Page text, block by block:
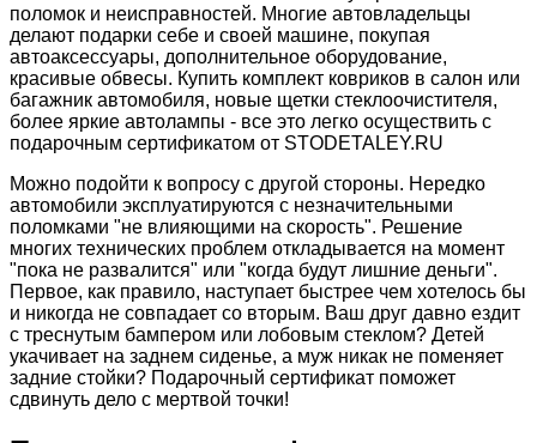
поломок и неисправностей. Многие автовладельцы
делают подарки себе и своей машине, покупая
автоаксессуары, дополнительное оборудование,
красивые обвесы. Купить комплект ковриков в салон или
багажник автомобиля, новые щетки стеклоочистителя,
более яркие автолампы - все это легко осуществить с
подарочным сертификатом от STODETALEY.RU
Можно подойти к вопросу с другой стороны. Нередко
автомобили эксплуатируются с незначительными
поломками "не влияющими на скорость". Решение
многих технических проблем откладывается на момент
"пока не развалится" или "когда будут лишние деньги".
Первое, как правило, наступает быстрее чем хотелось бы
и никогда не совпадает со вторым. Ваш друг давно ездит
с треснутым бампером или лобовым стеклом? Детей
укачивает на заднем сиденье, а муж никак не поменяет
задние стойки? Подарочный сертификат поможет
сдвинуть дело с мертвой точки!